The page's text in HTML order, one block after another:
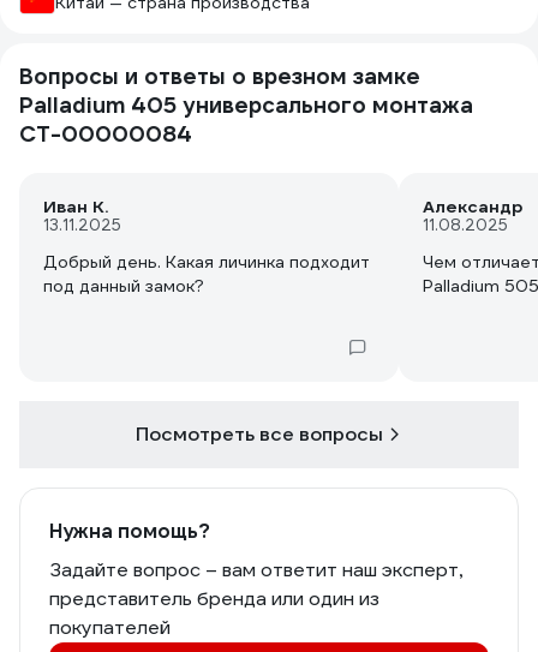
Вопросы и ответы о врезном замке
Palladium 405 универсального монтажа
СТ-00000084
Иван К.
13.11.2025
Добрый день. Какая личинка подходит
под данный замок?
Александр
11.08.2025
Чем
Palladium 505
Посмотреть все вопросы
Нужна помощь?
Задайте вопрос – вам ответит наш эксперт,
представитель бренда или один из
покупателей